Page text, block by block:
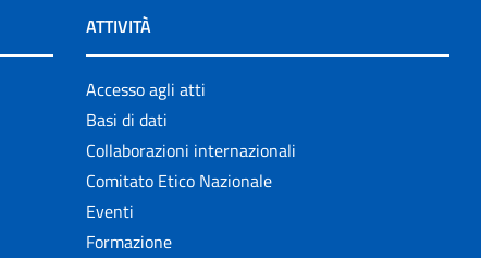
ATTIVITÀ
Accesso agli atti
Basi di dati
Collaborazioni internazionali
Comitato Etico Nazionale
Eventi
Formazione